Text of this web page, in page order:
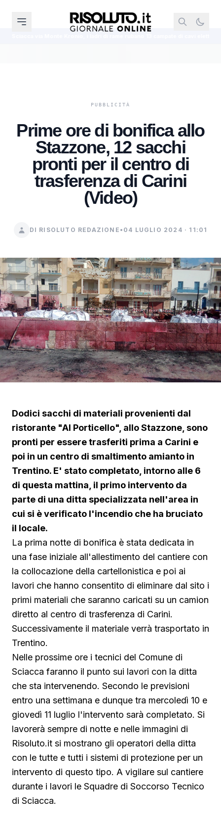
Prime ore di bonifica allo
Stazzone, 12 sacchi
pronti per il centro di
trasferenza di Carini
(Video)
DI RISOLUTO REDAZIONE • 04 LUGLIO 2024 · 11:01
Dodici sacchi di materiali provenienti dal
ristorante "Al Porticello", allo Stazzone, sono
pronti per essere trasferiti prima a Carini e
poi in un centro di smaltimento amianto in
Trentino. E' stato completato, intorno alle 6
di questa mattina, il primo intervento da
parte di una ditta specializzata nell'area in
cui si è verificato l'incendio che ha bruciato
il locale.
La prima notte di bonifica è stata dedicata in
una fase iniziale all'allestimento del cantiere con
la collocazione della cartellonistica e poi ai
lavori che hanno consentito di eliminare dal sito i
primi materiali che saranno caricati su un camion
diretto al centro di trasferenza di Carini.
Successivamente il materiale verrà trasportato in
Trentino.
Nelle prossime ore i tecnici del Comune di
Sciacca faranno il punto sui lavori con la ditta
che sta intervenendo. Secondo le previsioni
entro una settimana e dunque tra mercoledì 10 e
giovedì 11 luglio l'intervento sarà completato. Si
lavorerà sempre di notte e nelle immagini di
Risoluto.it si mostrano gli operatori della ditta
con le tutte e tutti i sistemi di protezione per un
intervento di questo tipo. A vigilare sul cantiere
durante i lavori le Squadre di Soccorso Tecnico
di Sciacca.